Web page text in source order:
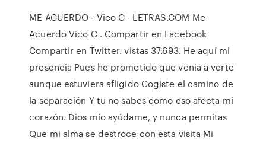
ME ACUERDO - Vico C - LETRAS.COM Me
Acuerdo Vico C . Compartir en Facebook
Compartir en Twitter. vistas 37.693. He aquí mi
presencia Pues he prometido que venia a verte
aunque estuviera afligido Cogiste el camino de
la separación Y tu no sabes como eso afecta mi
corazón. Dios mío ayúdame, y nunca permitas
Que mi alma se destroce con esta visita Mi